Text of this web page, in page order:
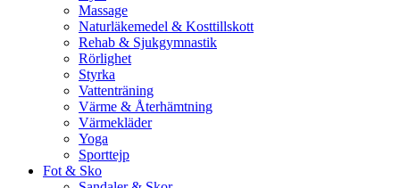
Massage
Naturläkemedel & Kosttillskott
Rehab & Sjukgymnastik
Rörlighet
Styrka
Vattenträning
Värme & Återhämtning
Värmekläder
Yoga
Sporttejp
Fot & Sko